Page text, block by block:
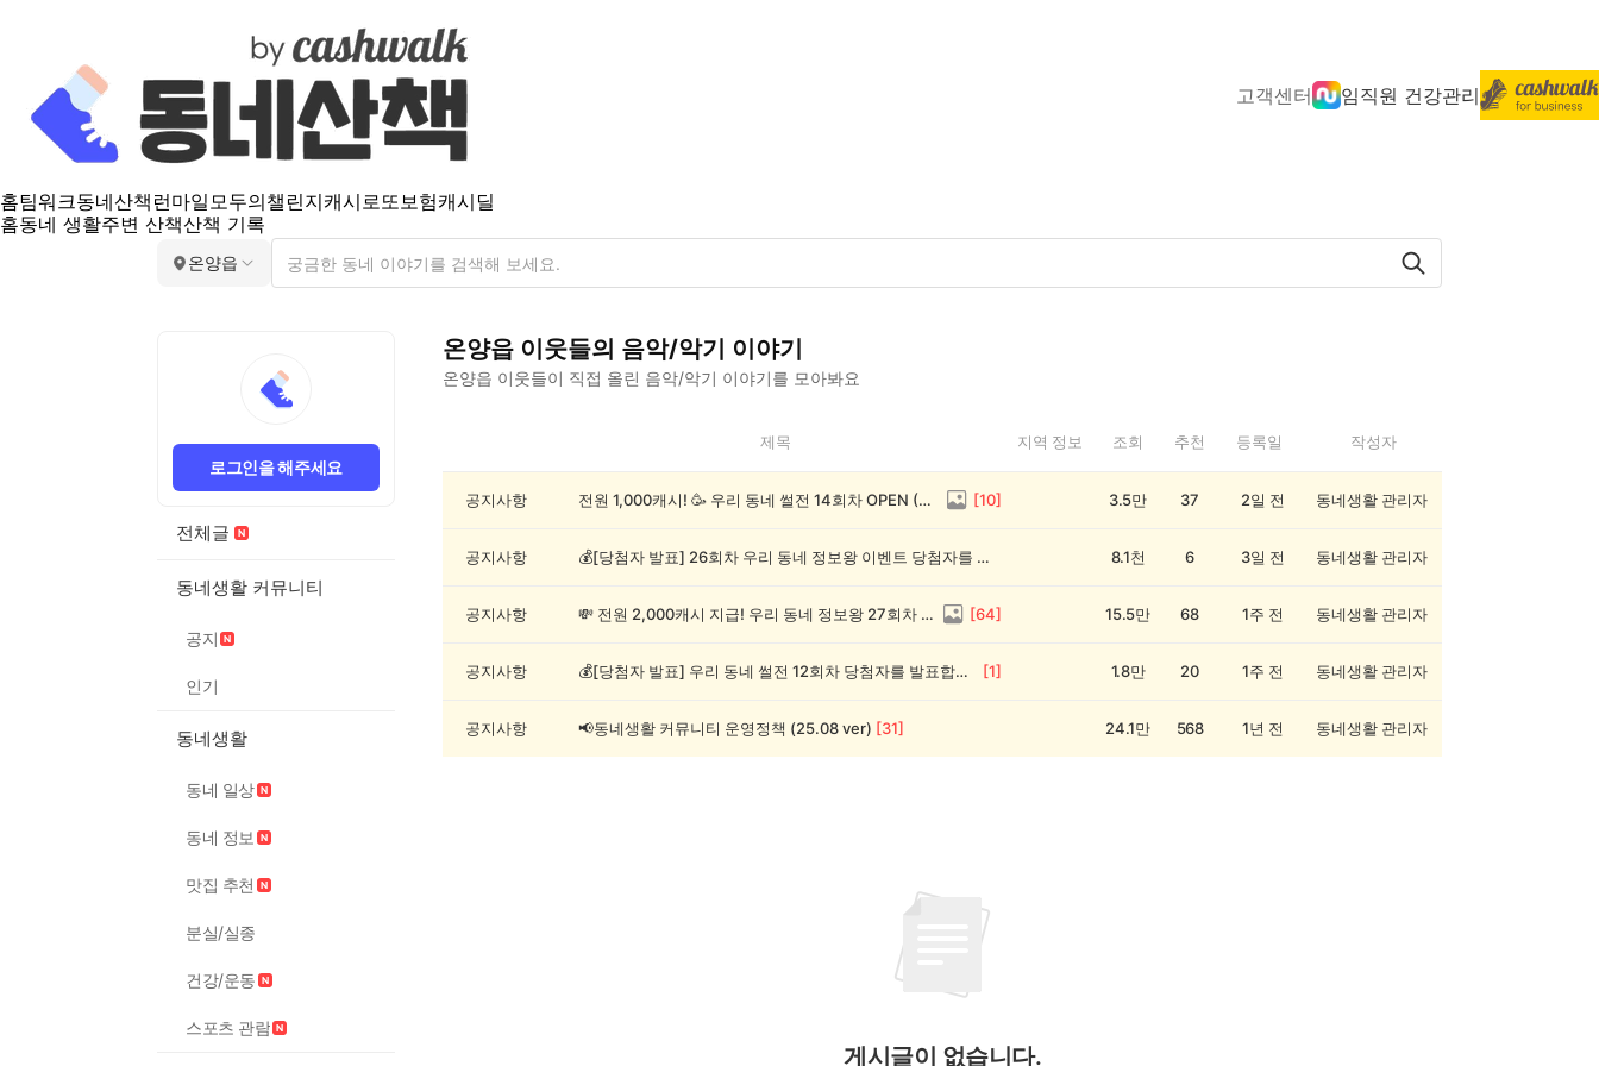
고객센터 임직원 건강관리
홈팀워크동네산책 런마일모두의챌린지캐시로또보험캐시딜
홈동네 생활주변 산책산책 기록
온양읍
로그인을 해주세요
전체글
동네생활 커뮤니티
공지
인기
동네생활
동네 일상
동네 정보
맛집 추천
분실/실종
건강/운동
스포츠 관람
온양읍 이웃들의 음악/악기 이야기
온양읍 이웃들이 직접 올린 음악/악기 이야기를 모아봐요
읍
제목 지역 정보 조회 추천 등록일 작성자
공지사항 전원 1,000캐시! 🥳 우리 동네 썰전 14회차 OPEN (~8/17) [10] 3.5만 37 2일 전 동네생활 관리자
공지사항 💰[당첨자 발표] 26회차 우리 동네 정보왕 이벤트 당첨자를 발표합니다! 8.1천 6 3일 전 동네생활 관리자
공지사항 💸 전원 2,000캐시 지급! 우리 동네 정보왕 27회차 (~8/10) [64] 15.5만 68 1주 전 동네생활 관리자
공지사항 💰[당첨자 발표] 우리 동네 썰전 12회차 당첨자를 발표합니다! [1] 1.8만 20 1주 전 동네생활 관리자
공지사항 📢동네생활 커뮤니티 운영정책 (25.08 ver) [31] 24.1만 568 1년 전 동네생활 관리자
게시글이 없습니다.